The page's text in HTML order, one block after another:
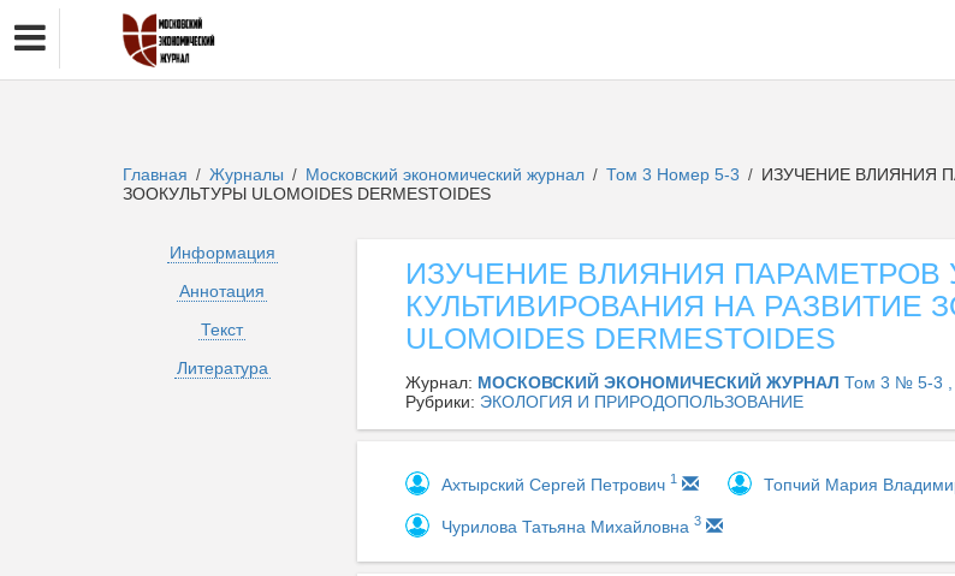
Главная / Журналы / Московский экономический журнал / Том 3 Номер 5-3 / ИЗУЧЕНИЕ ВЛИЯНИЯ
ЗООКУЛЬТУРЫ ULOMOIDES DERMESTOIDES
Информация
Аннотация
Текст
Литература
ИЗУЧЕНИЕ ВЛИЯНИЯ ПАРАМЕТРОВ
КУЛЬТИВИРОВАНИЯ НА РАЗВИТИЕ
ULOMOIDES DERMESTOIDES
Журнал: МОСКОВСКИЙ ЭКОНОМИЧЕСКИЙ ЖУРНАЛ Том 3 № 5-3 ,
Рубрики: ЭКОЛОГИЯ И ПРИРОДОПОЛЬЗОВАНИЕ
Ахтырский Сергей Петрович 1 Топчий Мария
Чурилова Татьяна Михайловна 3